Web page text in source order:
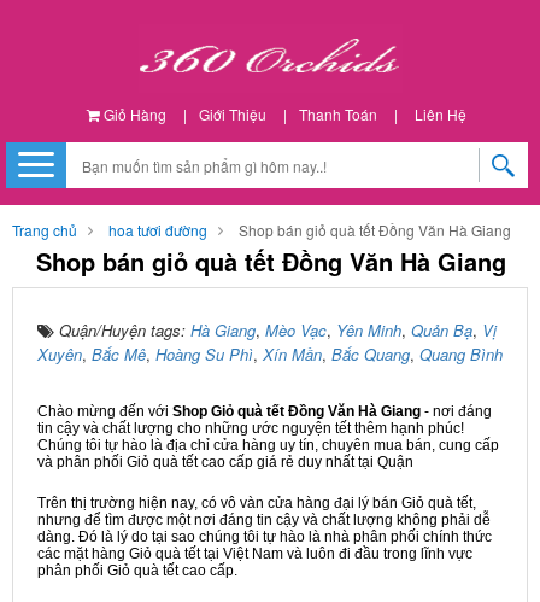
Giỏ Hàng | Giới Thiệu | Thanh Toán | Liên Hệ
Trang chủ hoa tươi đường Shop bán giỏ quà tết Đồng Văn Hà Giang
Shop bán giỏ quà tết Đồng Văn Hà Giang
Quận/Huyện tags: Hà Giang, Mèo Vạc, Yên Minh, Quản Bạ, Vị
Xuyên, Bắc Mê, Hoàng Su Phì, Xín Mần, Bắc Quang, Quang Bình
Chào mừng đến với Shop Giỏ quà tết Đồng Văn Hà Giang - nơi đáng
tin cậy và chất lượng cho những ước nguyện tết thêm hạnh phúc!
Chúng tôi tự hào là địa chỉ cửa hàng uy tín, chuyên mua bán, cung cấp
và phân phối Giỏ quà tết cao cấp giá rẻ duy nhất tại Quận
Trên thị trường hiện nay, có vô vàn cửa hàng đại lý bán Giỏ quà tết,
nhưng để tìm được một nơi đáng tin cậy và chất lượng không phải dễ
dàng. Đó là lý do tại sao chúng tôi tự hào là nhà phân phối chính thức
các mặt hàng Giỏ quà tết tại Việt Nam và luôn đi đầu trong lĩnh vực
phân phối Giỏ quà tết cao cấp.